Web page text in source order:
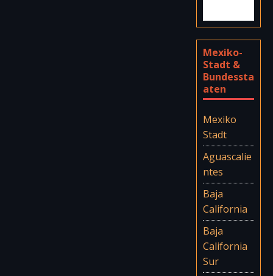
Mexiko-
Stadt &
Bundessta
aten
Mexiko
Stadt
Aguascalie
ntes
Baja
California
Baja
California
Sur